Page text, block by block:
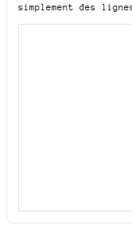
simplement des